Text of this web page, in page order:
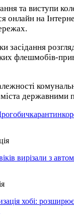
та виступи
онлайн на
засідання
флешмобів-
міста державними
карантин
вирізали з
хобі: